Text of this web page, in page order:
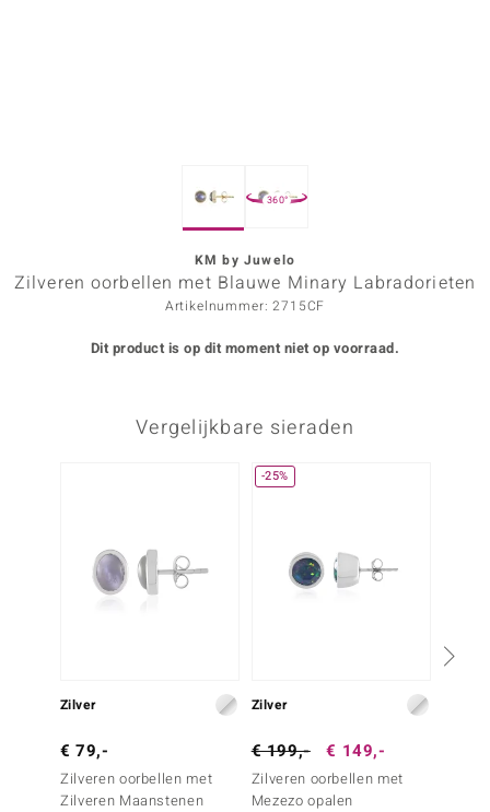
Collection
360°
KM by Juwelo
Zilveren oorbellen met Blauwe Minary Labradorieten
Artikelnummer: 2715CF
Dit product is op dit moment niet op voorraad.
Vergelijkbare sieraden
Zilver
€ 79,-
Zilveren oorbellen met
Zilveren Maanstenen
-25%
Zilver
€ 199,- € 149,-
Zilveren oorbellen met
Mezezo opalen